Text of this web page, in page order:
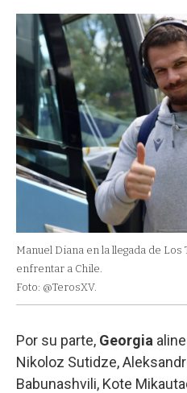
Manuel Diana en la llegada de
enfrentar a Chile.
Foto: @TerosXV.
Por su parte, Georgia
Nikoloz Sutidze,
Babunashvili, Kote